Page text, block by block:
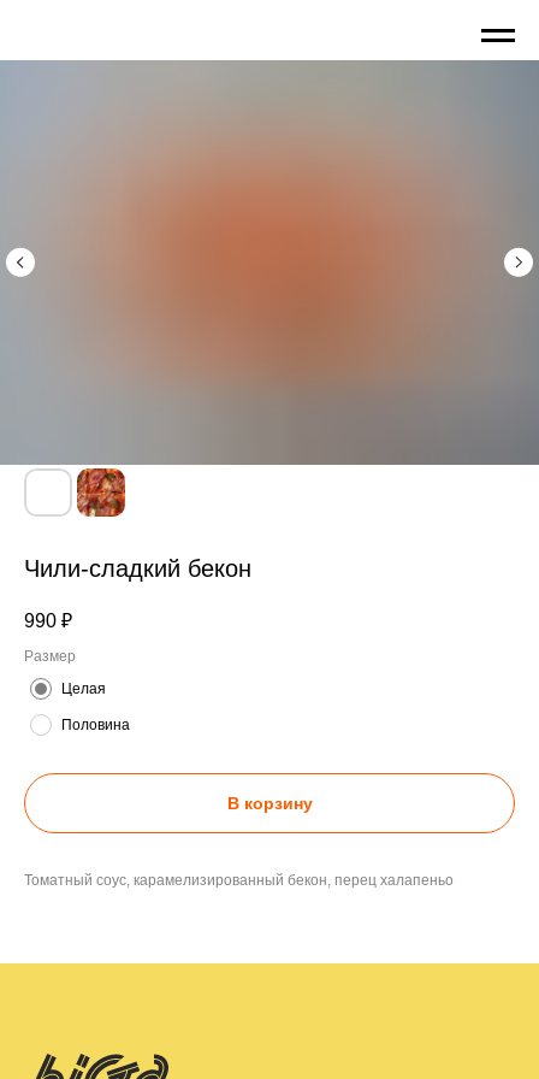
Чили-сладкий бекон
990 ₽
Размер
Целая
Половина
В корзину
Томатный соус, карамелизированный бекон, перец халапеньо